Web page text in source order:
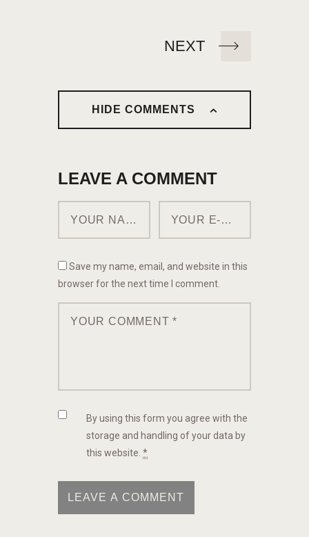
NEXT
HIDE COMMENTS
LEAVE A COMMENT
Save my name, email, and website in this
browser for the next time I comment.
By using this form you agree with the
storage and handling of your data by
this website. *